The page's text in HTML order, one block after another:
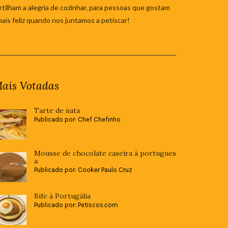
a alegria de cozinhar, para pessoas que gostam
feliz quando nos juntamos a petiscar!
Votadas
Tarte de nata
Publicado por: Chef Chefinho
Mousse de chocolate caseira à portugues
a
Publicado por: Cooker Paulo Cruz
Bife à Portugália
Publicado por: Petiscos.com